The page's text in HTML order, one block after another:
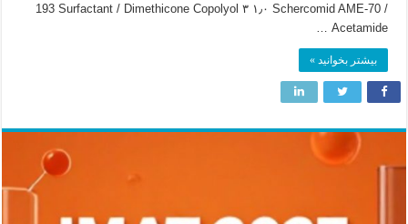
193 Surfactant / Dimethicone Copolyol ۳ ۱٫۰ Schercomid AME-70 /
Acetamide …
بیشتر بخوانید »